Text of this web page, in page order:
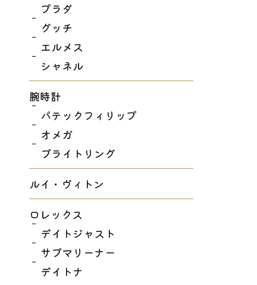
プラダ
グッチ
エルメス
シャネル
腕時計
パテックフィリップ
オメガ
ブライトリング
ルイ・ヴィトン
ロレックス
デイトジャスト
サブマリーナー
デイトナ